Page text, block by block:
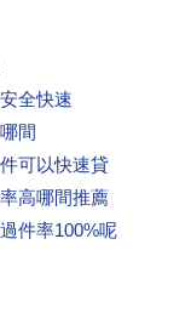
全快速
間
可以快速貸
高哪間推薦
件率100%呢